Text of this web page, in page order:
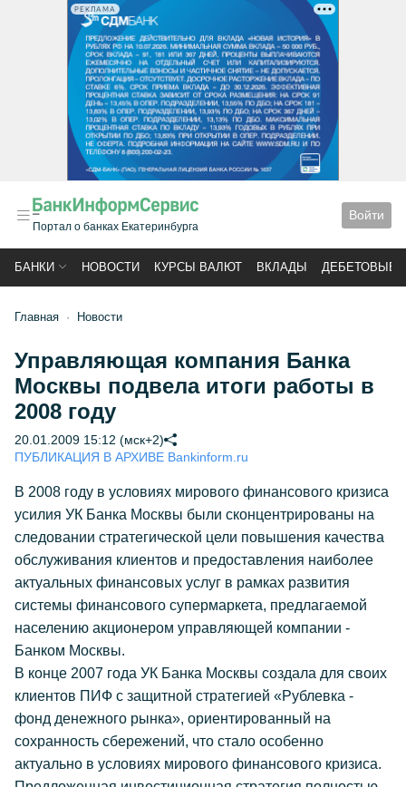
РЕКЛАМА
Портал о банках Екатеринбурга
Войти
БАНКИ НОВОСТИ КУРСЫ ВАЛЮТ ВКЛАДЫ ДЕБЕТОВЫЕ
Главная Новости
Управляющая компания Банка
Москвы подвела итоги работы в
2008 году
20.01.2009 15:12 (мск+2)
ПУБЛИКАЦИЯ В АРХИВЕ Bankinform.ru
В 2008 году в условиях мирового финансового кризиса
усилия УК Банка Москвы были сконцентрированы на
следовании стратегической цели повышения качества
обслуживания клиентов и предоставления наиболее
актуальных финансовых услуг в рамках развития
системы финансового супермаркета, предлагаемой
населению акционером управляющей компании -
Банком Москвы.
В конце 2007 года УК Банка Москвы создала для своих
клиентов ПИФ с защитной стратегией «Рублевка -
фонд денежного рынка», ориентированный на
сохранность сбережений, что стало особенно
актуально в условиях мирового финансового кризиса.